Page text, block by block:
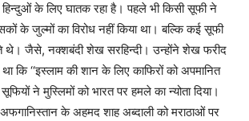
के लिए घातक रहा है। पहले भी किसी सूफी ने
के जुल्मों का विरोध नहीं किया था। बल्कि कई सूफी
जैसे, नक्शबंदी शेख सरहिन्दी। उन्होंने शेख फरीद
कि ‘‘इस्लाम की शान के लिए काफिरों को अपमानित
ने मुस्लिमों को भारत पर हमले का न्योता दिया।
के अहमद शाह अब्दाली को मराठाओं पर